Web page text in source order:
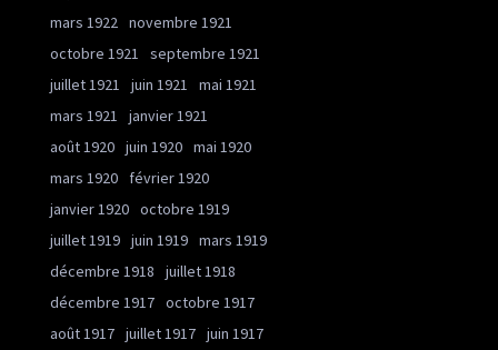
mars 1922 novembre 1921
octobre 1921
septembre 1921
juillet 1921
juin 1921
mai 1921
mars 1921
janvier 1921
août 1920 juin 1920 mai 1920
mars 1920
février 1920
janvier 1920 octobre 1919
juillet 1919 juin 1919 mars 1919
décembre 1918
juillet 1918
décembre 1917 octobre 1917
août 1917 juillet 1917 juin 1917